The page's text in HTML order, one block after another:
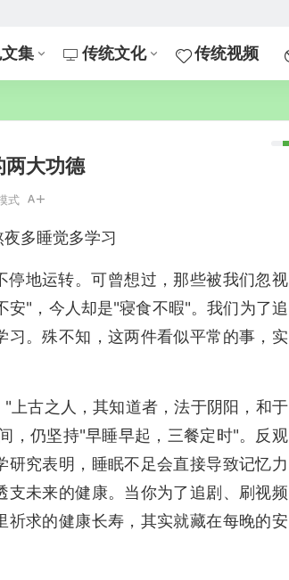
集 传统文化 传统视频
两大功德
式
多睡觉多学习
地运转。可曾想过，那些被我们忽视
安"，今人却是"寝食不暇"。我们为了追
。殊不知，这两件看似平常的事，实
上古之人，其知道者，法于阴阳，和于
，仍坚持"早睡早起，三餐定时"。反观
究表明，睡眠不足会直接导致记忆力
未来的健康。当你为了追剧、刷视频
求的健康长寿，其实就藏在每晚的安